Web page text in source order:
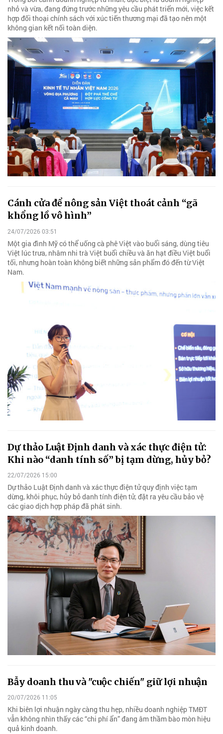
nhỏ và vừa, đang đứng trước những yêu cầu phát triển mới, việc kết
hợp đối thoại chính sách với xúc tiến thương mại đã tạo nên một
không gian kết nối toàn diện.
Cánh cửa để nông sản Việt thoát cảnh “gã
khổng lồ vô hình”
24/07/2026 03:51
Một gia đình Mỹ có thể uống cà phê Việt vào buổi sáng, dùng tiêu
Việt lúc trưa, nhâm nhi trà Việt buổi chiều và ăn hạt điều Việt buổi
tối, nhưng hoàn toàn không biết những sản phẩm đó đến từ Việt
Nam.
Dự thảo Luật Định danh và xác thực điện tử:
Khi nào “danh tính số” bị tạm dừng, hủy bỏ?
22/07/2026 15:00
Dự thảo Luật Định danh và xác thực điện tử quy định việc tạm
dừng, khôi phục, hủy bỏ danh tính điện tử, đặt ra yêu cầu bảo vệ
các giao dịch hợp pháp đã phát sinh.
Bẫy doanh thu và "cuộc chiến" giữ lợi nhuận
20/07/2026 11:05
Khi biên lợi nhuận ngày càng thu hẹp, nhiều doanh nghiệp TMĐT
vẫn không nhìn thấy các “chi phí ẩn” đang âm thầm bào mòn hiệu
quả kinh doanh.